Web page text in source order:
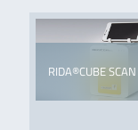
RIDA®CUBE SCAN